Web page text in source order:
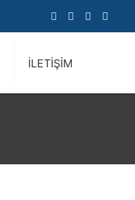
İLETİŞİM